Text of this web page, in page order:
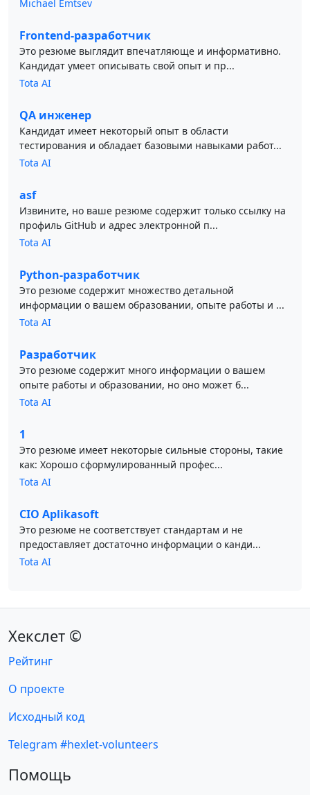
Michael Emtsev
Frontend-разработчик
Это резюме выглядит впечатляюще и информативно.
Кандидат умеет описывать свой опыт и пр...
Tota AI
QA инженер
Кандидат имеет некоторый опыт в области
тестирования и обладает базовыми навыками работ...
Tota AI
asf
Извините, но ваше резюме содержит только ссылку на
профиль GitHub и адрес электронной п...
Tota AI
Python-разработчик
Это резюме содержит множество детальной
информации о вашем образовании, опыте работы и ...
Tota AI
Разработчик
Это резюме содержит много информации о вашем
опыте работы и образовании, но оно может б...
Tota AI
1
Это резюме имеет некоторые сильные стороны, такие
как: Хорошо сформулированный профес...
Tota AI
CIO Aplikasoft
Это резюме не соответствует стандартам и не
предоставляет достаточно информации о канди...
Tota AI
Хекслет ©
Рейтинг
О проекте
Исходный код
Telegram #hexlet-volunteers
Помощь